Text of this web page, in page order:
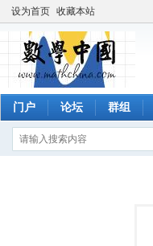
设为首页 收藏本站
门户 论坛 群组